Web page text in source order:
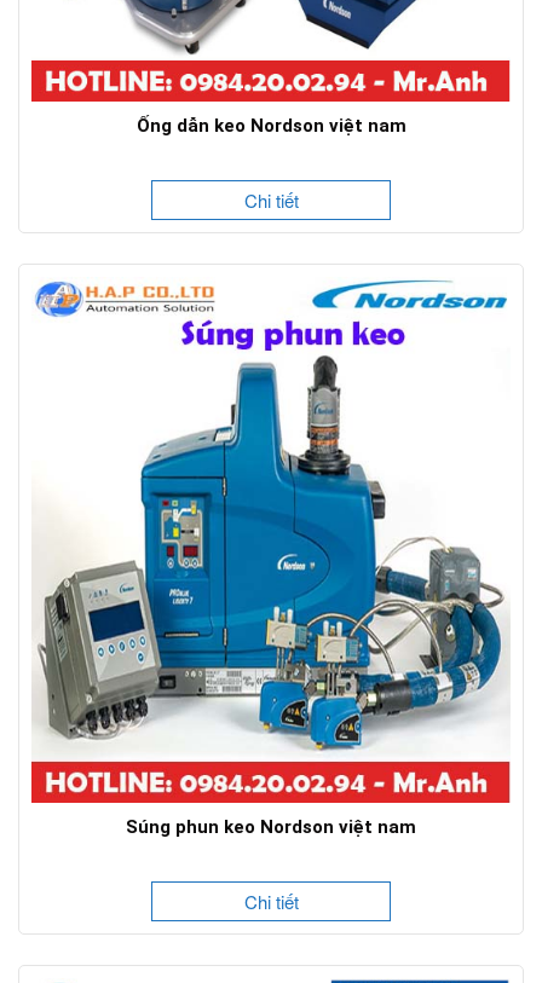
Ống dẫn keo Nordson việt nam
Chi tiết
Súng phun keo Nordson việt nam
Chi tiết